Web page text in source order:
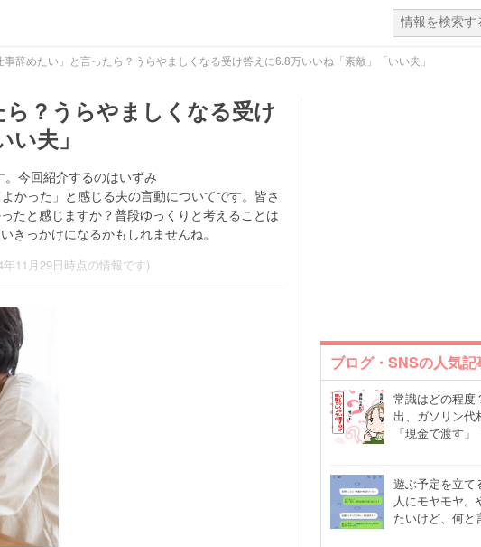
事辞めたい」と言ったら？うらやましくなる受け答えに6.8万いいね「素敵」「いい夫」
？うらやましくなる受け
夫」
今回紹介するのはいずみ
かった」と感じる夫の言動についてです。皆さ
たと感じますか？普段ゆっくりと考えることは
きっかけになるかもしれませんね。
年11月29日時点の情報です)
ブログ・SNSの人気記
常識はどの程度
出、ガソリン代
「現金で渡す」
遊ぶ予定を立て
人にモヤモヤ。
たいけど、何と